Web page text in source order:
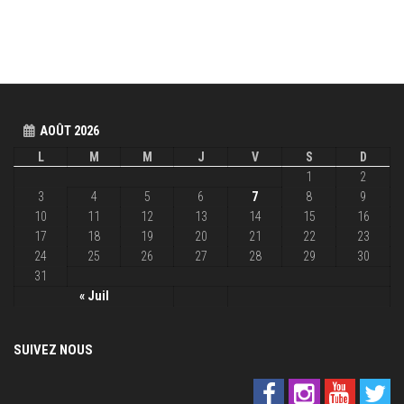
AOÛT 2026
L
M M J V S D
« Juil
1
2
3
4 5 6 7 8
9
10
11 12 13 14 15
16
17
18 19 20 21 22
23
24
25 26 27 28 29
30
31
SUIVEZ NOUS